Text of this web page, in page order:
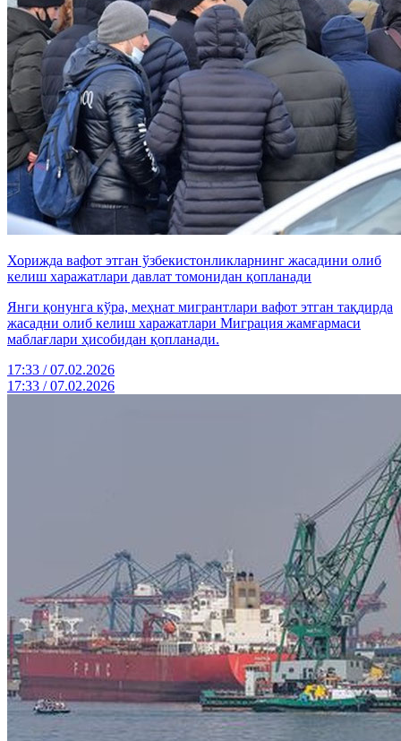
Хорижда вафот этган ўзбекистонликларнинг жасадини олиб
келиш харажатлари давлат томонидан қопланади
Янги қонунга кўра, меҳнат мигрантлари вафот этган тақдирда
жасадни олиб келиш харажатлари Миграция жамғармаси
маблағлари ҳисобидан қопланади.
17:33 / 07.02.2026
17:33 / 07.02.2026